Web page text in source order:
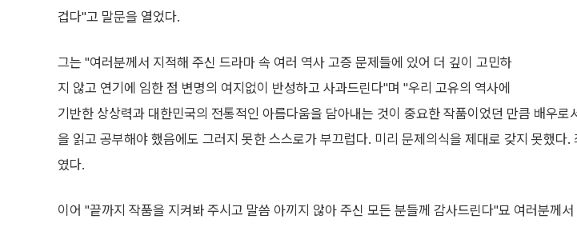
겁다"고 말문을 열었다.
그는 "여러분께서 지적해 주신 드라마 속 여러 역사 고증 문제들에 있어 더 깊이 고민하
지 않고 연기에 임한 점 변명의 여지없이 반성하고 사과드린다"며 "우리 고유의 역사에
기반한 상상력과 대한민국의 전통적인 아름다움을 담아내는 것이 중요한 작품이었던 만큼 배우로
을 읽고 공부해야 했음에도 그러지 못한 스스로가 부끄럽다. 미리 문제의식을 제대로 갖지 못했다.
였다.
이어 "끝까지 작품을 지켜봐 주시고 말씀 아끼지 않아 주신 모든 분들께 감사드린다"묘 여러분께